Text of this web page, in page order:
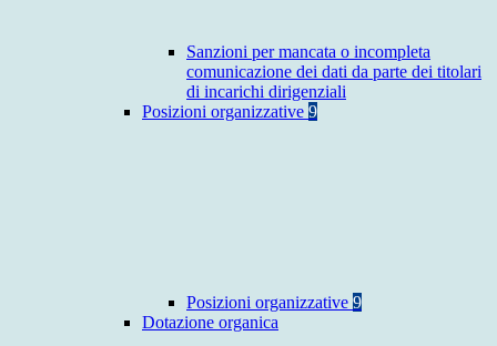
Sanzioni per mancata o incompleta
comunicazione dei dati da parte dei titolari
di incarichi dirigenziali
Posizioni organizzative 9
Posizioni organizzative 9
Dotazione organica